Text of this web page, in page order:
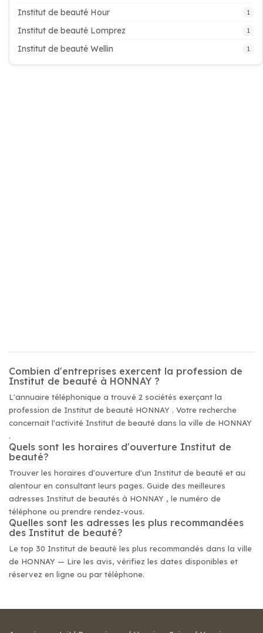
Institut de beauté Hour 1
Institut de beauté Lomprez 1
Institut de beauté Wellin 1
Combien d'entreprises exercent la profession de
Institut de beauté à HONNAY ?
L'annuaire téléphonique a trouvé 2 sociétés exerçant la
profession de Institut de beauté HONNAY . Votre recherche
concernait l'activité Institut de beauté dans la ville de HONNAY
.
Quels sont les horaires d'ouverture Institut de
beauté?
Trouver les horaires d'ouverture d'un Institut de beauté et au
alentour en consultant leurs pages. Guide des meilleures
adresses Institut de beautés à HONNAY , le numéro de
téléphone ou prendre rendez-vous.
Quelles sont les adresses les plus recommandées
des Institut de beauté?
Le top 30 Institut de beauté les plus recommandés dans la ville
de HONNAY — Lire les avis, vérifiez les dates disponibles et
réservez en ligne ou par téléphone.